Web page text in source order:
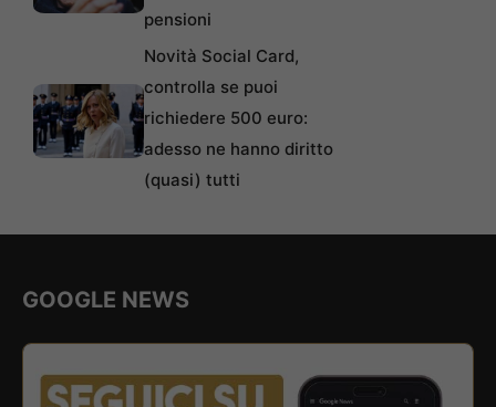
pensioni
Novità Social Card,
controlla se puoi
richiedere 500 euro:
adesso ne hanno diritto
(quasi) tutti
GOOGLE NEWS